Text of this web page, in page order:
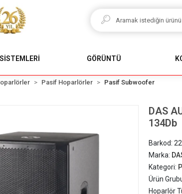
GÖRÜNTÜ
Pasif Hoparlörler Pasif Subwoofer
DAS
134Db
Barkod:
Marka:
Kategori:
Ürün
Hoparlör